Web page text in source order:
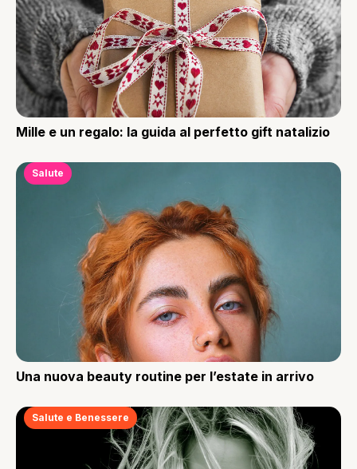
Mille e un regalo: la guida al perfetto gift natalizio
Salute
Una nuova beauty routine per l’estate in arrivo
Salute e Benessere